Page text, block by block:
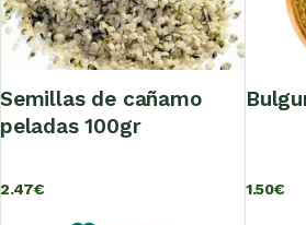
semillas de cañamo
peladas 100gr
2.47€ 1.50€